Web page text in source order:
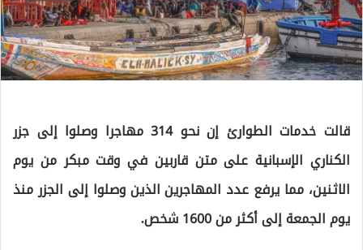
قالت خدمات الطوارئ إن نحو 314 مهاجرا وصلوا إلى جزر
الكناري الإسبانية على متن قاربين في وقت مبكر من يوم
الاثنين، مما يرفع عدد المهاجرين الذين وصلوا إلى الجزر منذ
يوم الجمعة إلى أكثر من 1600 شخص.